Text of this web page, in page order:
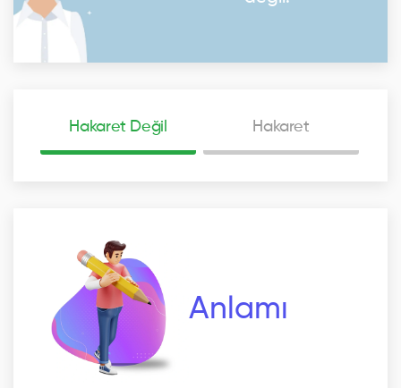
Hakaret Değil Hakaret
Anlamı